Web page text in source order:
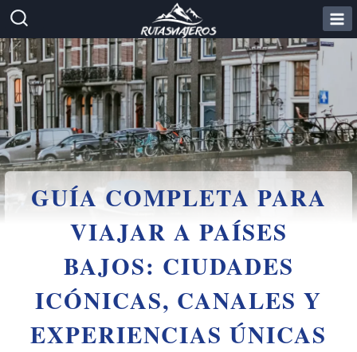
Saltar
contenido
GUÍA COMPLETA PARA
VIAJAR A PAÍSES
BAJOS: CIUDADES
ICÓNICAS, CANALES Y
EXPERIENCIAS ÚNICAS